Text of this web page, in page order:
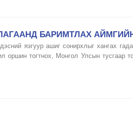
БАРИМТЛАХ
язгуур ашиг сонирхлыг хангах
тогтнох, Монгол Улсын тусгаар